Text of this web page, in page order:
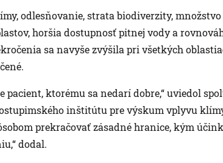
odlesňovanie, strata biodiverzity,
horšia dostupnosť pitnej vody a
sa navyše zvýšila pri všetkých
pacient, ktorému sa nedarí dobre,“ uviedol
inštitútu pre výskum vplyvu klímy
prekračovať zásadné hranice, kým
dodal.